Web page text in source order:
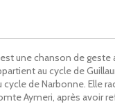
une chanson de
au cycle de
cycle de Narbonne. Elle
Aymeri, après avoir